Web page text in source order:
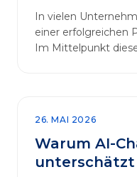
In vielen
einer erfolgreichen
Im Mittelpunkt
26. MAI 2026
Warum AI-